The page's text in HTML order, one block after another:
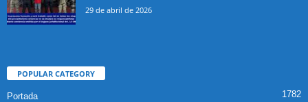
29 de abril de 2026
POPULAR CATEGORY
Portada 1782